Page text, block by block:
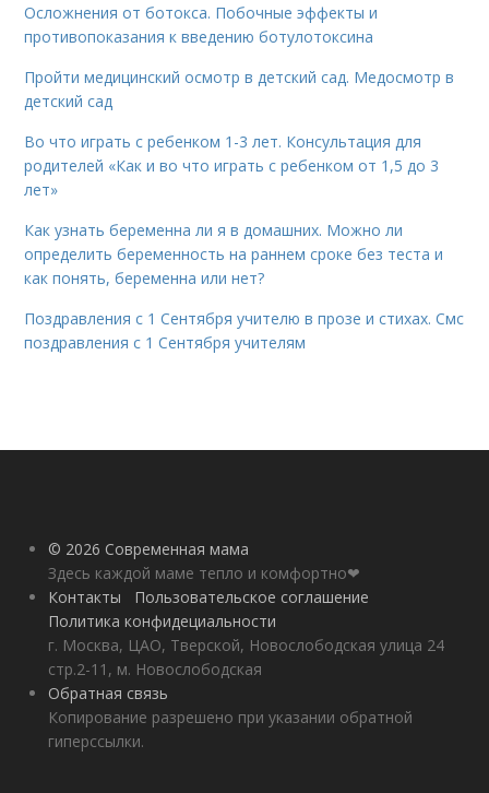
Осложнения от ботокса. Побочные эффекты и
противопоказания к введению ботулотоксина
Пройти медицинский осмотр в детский сад. Медосмотр в
детский сад
Во что играть с ребенком 1-3 лет. Консультация для
родителей «Как и во что играть с ребенком от 1,5 до 3
лет»
Как узнать беременна ли я в домашних. Можно ли
определить беременность на раннем сроке без теста и
как понять, беременна или нет?
Поздравления с 1 Сентября учителю в прозе и стихах. Смс
поздравления с 1 Сентября учителям
© 2026 Современная мама
Здесь каждой маме тепло и комфортно❤
Контакты
Пользовательское соглашение
Политика конфидециальности
г. Москва, ЦАО, Тверской, Новослободская улица 24
стр.2-11, м. Новослободская
Обратная связь
Копирование разрешено при указании обратной
гиперссылки.